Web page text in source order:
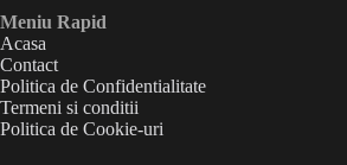
Meniu Rapid
Acasa
Contact
Politica de Confidentialitate
Termeni si conditii
Politica de Cookie-uri